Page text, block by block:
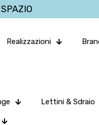
Realizzazioni
Lettini & Sdraio